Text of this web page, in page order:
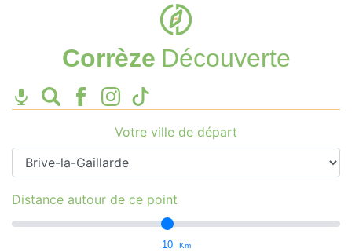
Corrèze Découverte
Votre ville de départ
Distance autour de ce point
10 Km